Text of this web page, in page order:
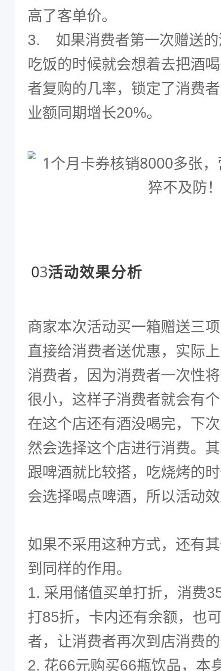
高了客单价。
3.
如果消费者第一次赠送
吃饭的时候就会想着去把酒
者复购的几率，锁定了消费
业额同期增长20%。
03活动效果分析
商家本次活动买一箱赠送三
直接给消费者送优惠，实际
消费者，因为消费者一次性
很小，这样子消费者就会有
在这个店还有酒没喝完，下
然会选择这个店进行消费。
跟啤酒就比较搭，吃烧烤的
会选择喝点啤酒，所以活动
如果不采用这种方式，还有
到同样的作用。
1. 采用储值买单打折，消费
打85折，卡内还有余额，也
者，让消费者再次到店消费
2. 花66元购买66瓶饮品，本